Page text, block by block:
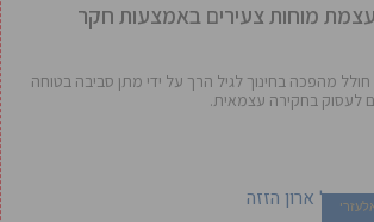
מוחות צעירים באמצעות חקר
מהפכה בחינוך לגיל הרך על ידי מתן סביבה בטוחה
לעסוק בחקירה עצמאית.